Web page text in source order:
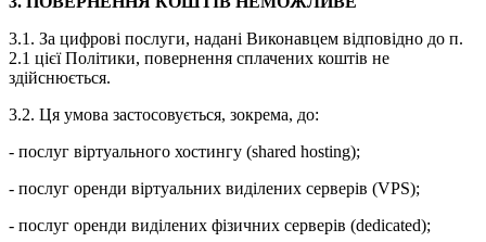
3.1. За цифрові послуги, надані Виконавцем відповідно до п.
2.1 цієї Політики, повернення сплачених коштів не
здійснюється.
3.2. Ця умова застосовується, зокрема, до:
- послуг віртуального хостингу (shared hosting);
- послуг оренди віртуальних виділених серверів (VPS);
- послуг оренди виділених фізичних серверів (dedicated);